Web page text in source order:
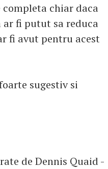
completa chiar daca
ar fi putut sa reduca
fi avut pentru acest
sugestiv si
de Dennis Quaid -